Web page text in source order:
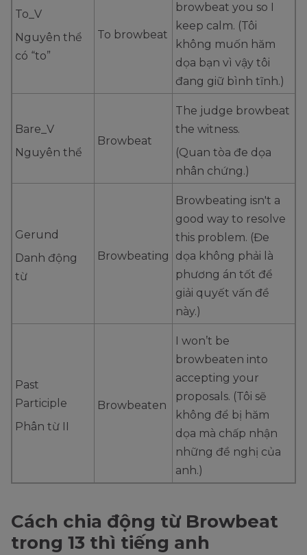
To_V
Nguyên thể
có “to”
To browbeat
browbeat you so I
keep calm. (Tôi
không muốn hăm
dọa bạn vì vậy tôi
đang giữ bình tĩnh.)
Bare_V
Nguyên thể
Browbeat
The judge browbeat
the witness.
(Quan tòa đe dọa
nhân chứng.)
Gerund
Danh động
từ
Browbeating
Browbeating isn't a
good way to resolve
this problem. (Đe
dọa không phải là
phương án tốt để
giải quyết vấn đề
này.)
Past
Participle
Phân từ II
Browbeaten
I won’t be
browbeaten into
accepting your
proposals. (Tôi sẽ
không để bị hăm
dọa mà chấp nhận
những đề nghị của
anh.)
Cách chia động từ Browbeat
trong 13 thì tiếng anh